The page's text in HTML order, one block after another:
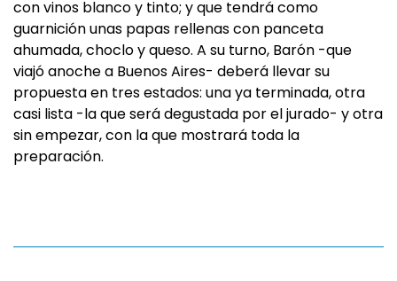
con vinos blanco y tinto; y que tendrá como
guarnición unas papas rellenas con panceta
ahumada, choclo y queso. A su turno, Barón -que
viajó anoche a Buenos Aires- deberá llevar su
propuesta en tres estados: una ya terminada, otra
casi lista -la que será degustada por el jurado- y otra
sin empezar, con la que mostrará toda la
preparación.